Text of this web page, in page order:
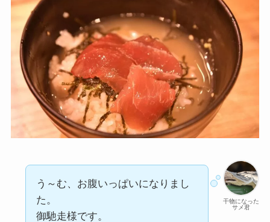
干物になった
サメ君
う～む、お腹いっぱいになりまし
た。
御馳走様です。